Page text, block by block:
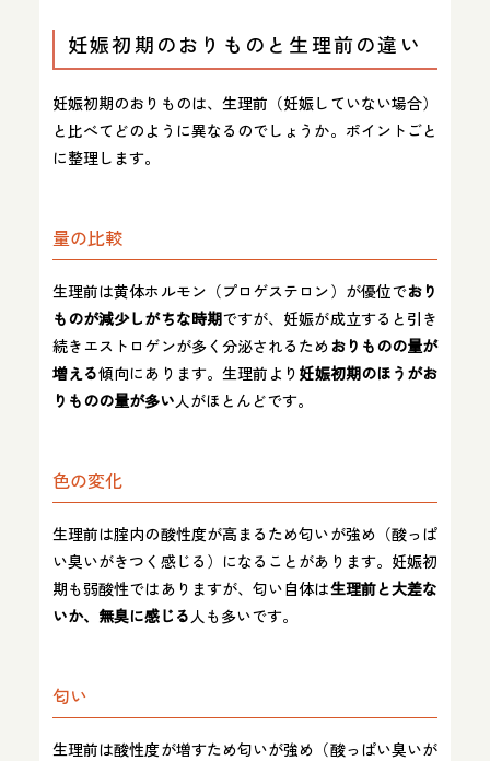
妊娠初期のおりものと生理前の違い
妊娠初期のおりものは、生理前（妊娠していない場合）
と比べてどのように異なるのでしょうか。ポイントごと
に整理します。
量の比較
生理前は黄体ホルモン（プロゲステロン）が優位でおり
ものが減少しがちな時期ですが、妊娠が成立すると引き
続きエストロゲンが多く分泌されるため おりものの量が
増える傾向にあります。生理前より 妊娠初期のほうがお
りものの量が多い人がほとんどです。
色の変化
生理前は腟内の酸性度が高まるため匂いが強め（酸っぱ
い臭いがきつく感じる）になることがあります。妊娠初
期も弱酸性ではありますが、匂い自体は生理前と大差な
いか、無臭に感じる 人も多いです。
匂い
生理前は酸性度が増すため匂いが強め（酸っぱい臭いが